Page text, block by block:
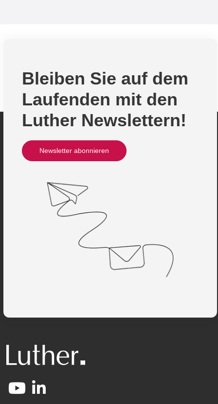
Bleiben Sie auf dem
Laufenden mit den
Luther Newslettern!
Newsletter abonnieren